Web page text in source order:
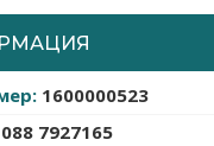
1600000523
088 7927165